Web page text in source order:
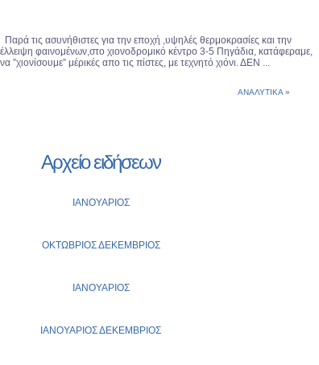
Παρά τις ασυνήθιστες για την εποχή ,υψηλές θερμοκρασίες και την
έλλειψη φαινομένων,στο χιονοδρομικό κέντρο 3-5 Πηγάδια, κατάφεραμε,
να ”χιονίσουμε” μέρικές απο τις πίστες, με τεχνητό χιόνι. ΔΕΝ ...
ΑΝΑΛΥΤΙΚΑ »
Αρχείο ειδήσεων
ΙΑΝΟΥΑΡΙΟΣ
ΟΚΤΩΒΡΙΟΣΔΕΚΕΜΒΡΙΟΣ
ΙΑΝΟΥΑΡΙΟΣ
ΙΑΝΟΥΑΡΙΟΣΔΕΚΕΜΒΡΙΟΣ